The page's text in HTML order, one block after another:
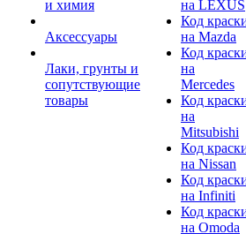
и химия
Аксессуары
Лаки, грунты и
сопутствующие
товары
на LEXUS
Код
на Mazda
Код
на
Mercedes
Код
на
Mitsubishi
Код
на Nissan
Код
на Infiniti
Код
на Omoda